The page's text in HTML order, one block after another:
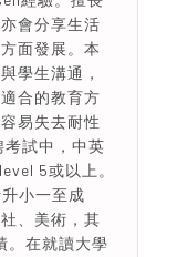
會分享生活
面發展。本
學生溝通，
合的教育方
易失去耐性
考試中，中英
5或以上。
小一至成
、美術，其
。在就讀大學